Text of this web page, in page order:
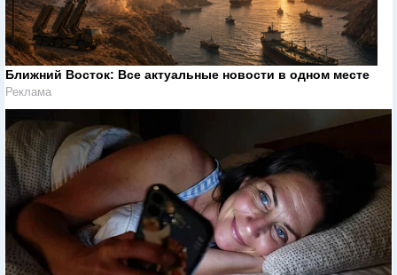
Ближний Восток: Все актуальные новости в одном месте
Реклама